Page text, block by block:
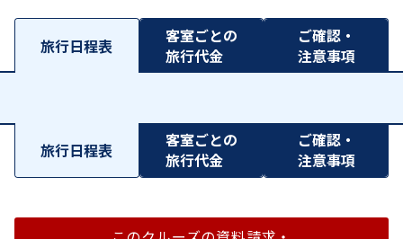
旅行日程表
客室ごとの
旅行代金
ご確認・
注意事項
旅行日程表
客室ごとの
旅行代金
ご確認・
注意事項